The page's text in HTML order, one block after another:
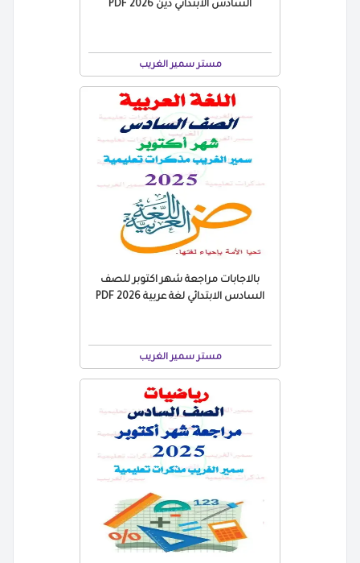
السادس الابتدائي دين 2026 PDF
مستر سمير الغريب
بالاجابات مراجعة شهر اكتوبر للصف
السادس الابتدائي لغة عربية 2026 PDF
مستر سمير الغريب